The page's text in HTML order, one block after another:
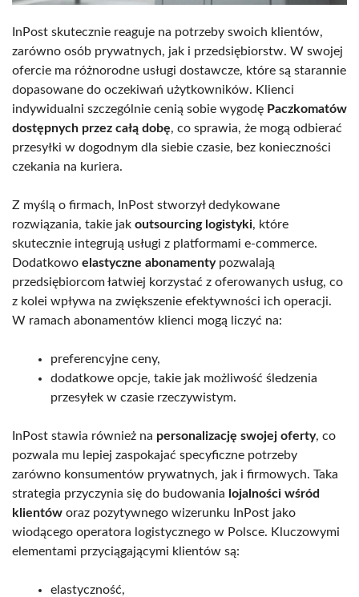
InPost skutecznie reaguje na potrzeby swoich klientów,
zarówno osób prywatnych, jak i przedsiębiorstw. W swojej
ofercie ma różnorodne usługi dostawcze, które są starannie
dopasowane do oczekiwań użytkowników. Klienci
indywidualni szczególnie cenią sobie wygodę Paczkomatów
dostępnych przez całą dobę, co sprawia, że mogą odbierać
przesyłki w dogodnym dla siebie czasie, bez konieczności
czekania na kuriera.
Z myślą o firmach, InPost stworzył dedykowane
rozwiązania, takie jak outsourcing logistyki, które
skutecznie integrują usługi z platformami e-commerce.
Dodatkowo elastyczne abonamentypozwalają
przedsiębiorcom łatwiej korzystać z oferowanych usług, co
z kolei wpływa na zwiększenie efektywności ich operacji.
W ramach abonamentów klienci mogą liczyć na:
preferencyjne ceny,
dodatkowe opcje, takie jak możliwość śledzenia
przesyłek w czasie rzeczywistym.
InPost stawia również na personalizację swojej oferty, co
pozwala mu lepiej zaspokajać specyficzne potrzeby
zarówno konsumentów prywatnych, jak i firmowych. Taka
strategia przyczynia się do budowania lojalności wśród
klientów oraz pozytywnego wizerunku InPost jako
wiodącego operatora logistycznego w Polsce. Kluczowymi
elementami przyciągającymi klientów są:
elastyczność,